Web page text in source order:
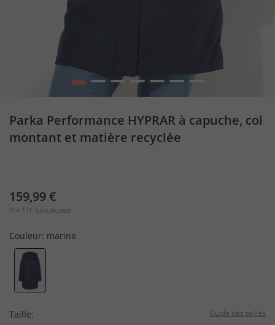
1 2 3 4 5 6
Parka Performance HYPRAR à capuche, col
montant et matière recyclée
159,99 €
Prix TTC frais de port
Couleur: marine
Taille: Guide des tailles